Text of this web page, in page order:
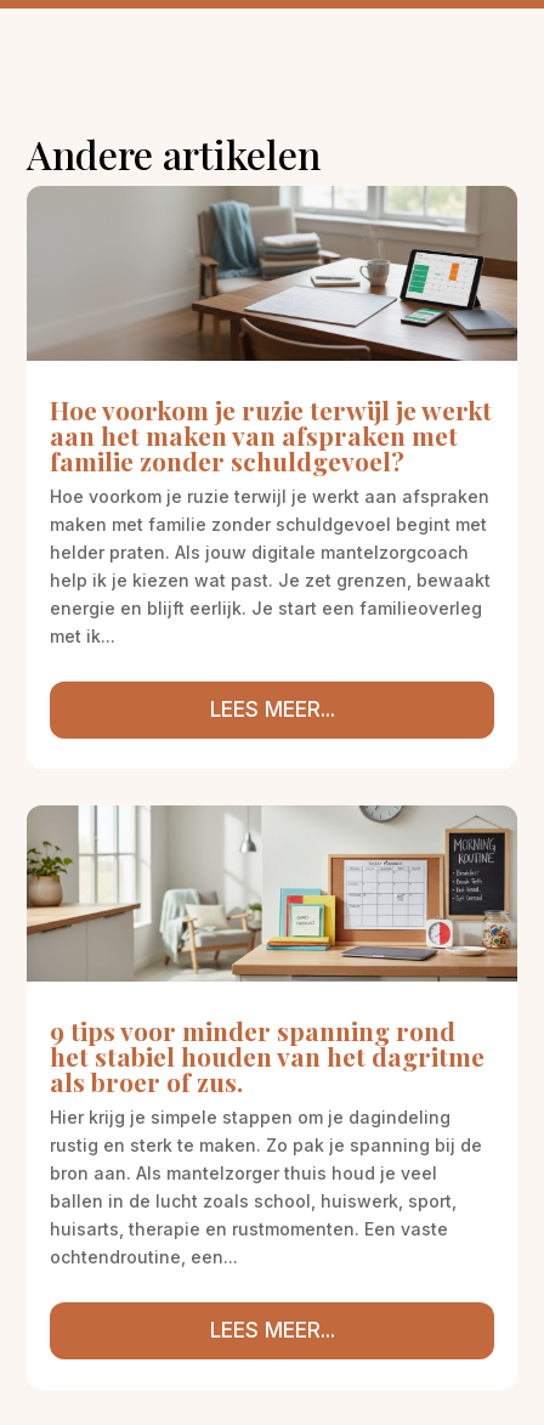
Andere artikelen
Hoe voorkom je ruzie terwijl je werkt
aan het maken van afspraken met
familie zonder schuldgevoel?
Hoe voorkom je ruzie terwijl je werkt aan afspraken
maken met familie zonder schuldgevoel begint met
helder praten. Als jouw digitale mantelzorgcoach
help ik je kiezen wat past. Je zet grenzen, bewaakt
energie en blijft eerlijk. Je start een familieoverleg
met ik...
LEES MEER...
9 tips voor minder spanning rond
het stabiel houden van het dagritme
als broer of zus.
Hier krijg je simpele stappen om je dagindeling
rustig en sterk te maken. Zo pak je spanning bij de
bron aan. Als mantelzorger thuis houd je veel
ballen in de lucht zoals school, huiswerk, sport,
huisarts, therapie en rustmomenten. Een vaste
ochtendroutine, een...
LEES MEER...